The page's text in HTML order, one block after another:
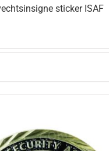
sticker ISAF